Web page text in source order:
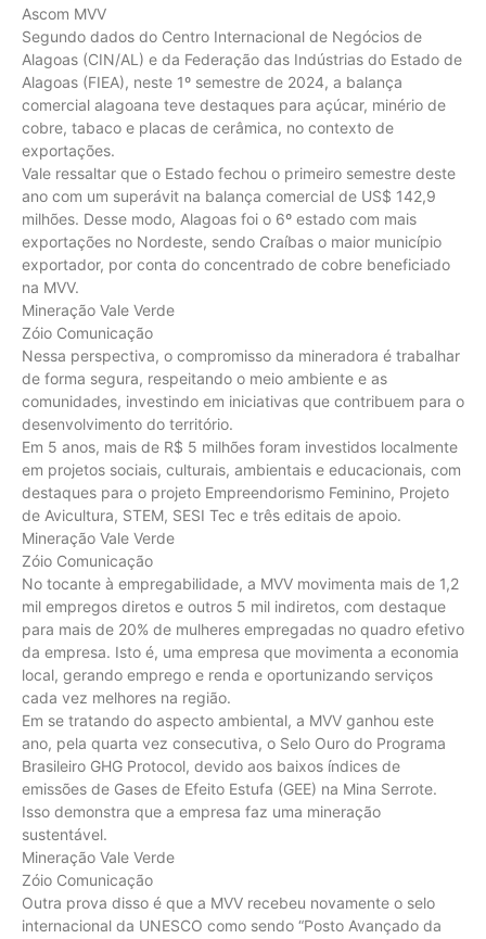
Ascom MVV
Segundo dados do Centro Internacional de Negócios de
Alagoas (CIN/AL) e da Federação das Indústrias do Estado de
Alagoas (FIEA), neste 1º semestre de 2024, a balança
comercial alagoana teve destaques para açúcar, minério de
cobre, tabaco e placas de cerâmica, no contexto de
exportações.
Vale ressaltar que o Estado fechou o primeiro semestre deste
ano com um superávit na balança comercial de US$ 142,9
milhões. Desse modo, Alagoas foi o 6º estado com mais
exportações no Nordeste, sendo Craíbas o maior município
exportador, por conta do concentrado de cobre beneficiado
na MVV.
Mineração Vale Verde
Zóio Comunicação
Nessa perspectiva, o compromisso da mineradora é trabalhar
de forma segura, respeitando o meio ambiente e as
comunidades, investindo em iniciativas que contribuem para o
desenvolvimento do território.
Em 5 anos, mais de R$ 5 milhões foram investidos localmente
em projetos sociais, culturais, ambientais e educacionais, com
destaques para o projeto Empreendorismo Feminino, Projeto
de Avicultura, STEM, SESI Tec e três editais de apoio.
Mineração Vale Verde
Zóio Comunicação
No tocante à empregabilidade, a MVV movimenta mais de 1,2
mil empregos diretos e outros 5 mil indiretos, com destaque
para mais de 20% de mulheres empregadas no quadro efetivo
da empresa. Isto é, uma empresa que movimenta a economia
local, gerando emprego e renda e oportunizando serviços
cada vez melhores na região.
Em se tratando do aspecto ambiental, a MVV ganhou este
ano, pela quarta vez consecutiva, o Selo Ouro do Programa
Brasileiro GHG Protocol, devido aos baixos índices de
emissões de Gases de Efeito Estufa (GEE) na Mina Serrote.
Isso demonstra que a empresa faz uma mineração
sustentável.
Mineração Vale Verde
Zóio Comunicação
Outra prova disso é que a MVV recebeu novamente o selo
internacional da UNESCO como sendo “Posto Avançado da